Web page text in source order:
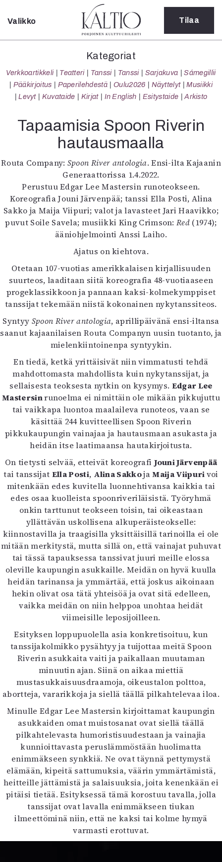
Sulje
Kategoriat
Verkkoartikkeli
Teatteri
Tanssi
Sarjakuva
Sámegillii
Pääkirjoitus
Oulu2026
Näyttelyt
Musiikki
Levyt
Kuvataide
Kirjat
In English
Esitystaide
Arkisto
Lehdet
4/2026
2–3/2026
1/2026
6/2025
5/2025 saame
5/2025
Lehtiarkisto
Info
Tilaus ja irtonumerot
Yhteistyössä
Toimitus
Kaltio ry
Valikko Tilaa
Kategoriat
Verkkoartikkeli Teatteri Tanssi Tanssi Sarjakuva
Sámegillii
Pääkirjoitus
Paperilehdestä Oulu2026 Näyttelyt
Musiikki
Levyt
Kuvataide Kirjat In English Esitystaide Arkisto
Tapaamisia Spoon Riverin
hautausmaalla
Routa Company: Spoon River antologia. Ensi-ilta Kajaanin
Generaattorissa 1.4.2022.
Perustuu Edgar Lee Mastersin runoteokseen.
Koreografia Jouni Järvenpää; tanssi Ella Posti, Alina
Sakko ja Maija Viipuri; valot ja lavasteet Jari Haavikko;
puvut Soile Savela; musiikki King Crimson:Red (1974);
ääniohjelmointi Anssi Laiho.
Ajatus on kiehtova.
Otetaan 107-vuotias amerikkalaisen kirjallisuuden
suurteos, laaditaan siitä koreografia 48-vuotiaaseen
progeklassikkoon ja pannaan kaksi-kolmekymppiset
tanssijat tekemään niistä kokonainen nykytanssiteos.
Syntyy Spoon River antologia, aprillipäivänä ensi-iltansa
saanut kajaanilaisen Routa Companyn uusin tuotanto, ja
mielenkiintoinenpa syntyykin.
En tiedä, ketkä yrittäisivät niin vimmatusti tehdä
mahdottomasta mahdollista kuin nykytanssijat, ja
sellaisesta teoksesta nytkin on kysymys. Edgar Lee
Mastersinrunoelma ei nimittäin ole mikään pikkujuttu
tai vaikkapa luontoa maalaileva runoteos, vaan se
käsittää 244 kuvitteellisen Spoon Riverin
pikkukaupungin vainajaa ja hautausmaan asukasta ja
heidän itse laatimaansa hautakirjoitusta.
On tietysti selvää, etteivät koreografi Jouni Järvenpää
tai tanssijat Ella Posti, Alina SakkojaMaija Viipurivoi
mitenkään edes kuvitella luonnehtivansa kaikkia tai
edes osaa kuolleista spoonriveriläisistä. Työryhmä
onkin tarttunut teokseen toisin, tai oikeastaan
yllättävän uskollisena alkuperäisteokselle:
kiinnostavilla ja traagisilla yksittäisillä tarinoilla ei ole
mitään merkitystä, mutta sillä on, että vainajat puhuvat
tai tässä tapauksessa tanssivat juuri meille elossa
oleville kaupungin asukkaille. Meidän on hyvä kuulla
heidän tarinansa ja ymmärtää, että joskus aikoinaan
hekin olivat osa tätä yhteisöä ja ovat sitä edelleen,
vaikka meidän on niin helppoa unohtaa heidät
viimeisille leposijoilleen.
Esityksen loppupuolella asia konkretisoituu, kun
tanssijakolmikko pysähtyy ja tuijottaa meitä Spoon
Riverin asukkaita vaiti ja paikallaan muutaman
minuutin ajan. Siinä on aikaa miettiä
mustasukkaisuusdraamoja, oikeustalon polttoa,
abortteja, vararikkoja ja siellä täällä pilkahtelevaa iloa.
Minulle Edgar Lee Mastersin kirjoittamat kaupungin
asukkaiden omat muistosanat ovat siellä täällä
pilkahtelevasta humoristisuudestaan ja vainajia
kunnioittavasta peruslämmöstään huolimatta
enimmäkseen synkkiä. Ne ovat täynnä pettymystä
elämään, kipeitä sattumuksia, väärin ymmärtämistä,
heitteille jättämistä ja salaisuuksia, joita kenenkään ei
pitäisi tietää. Esityksessä tämä korostuu tavalla, jolla
tanssijat ovat lavalla enimmäkseen tiukan
ilmeettöminä niin, että ne kaksi tai kolme hymyä
varmasti erottuvat.